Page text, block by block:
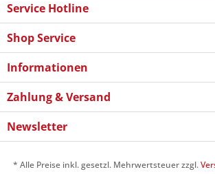
Service Hotline
Shop Service
Informationen
Zahlung & Versand
Newsletter
* Alle Preise inkl. gesetzl. Mehrwertsteuer zzgl.